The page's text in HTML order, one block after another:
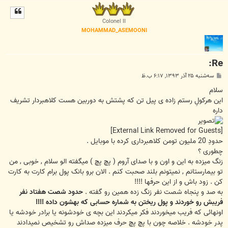
Colonel II
MOHAMMAD_ASEMOONI
Re:
پ
ت
سه‌شنبه ۲۵ آذر ۱۳۹۳, ۶:۱۷ ب.ظ
سلام
این هرکولِ رستم زاده ی پیل تن که پشتش به دوربین هست کلاهبردار تشریف
داره
حدودِ 20 ملیون تومن کلاهبرداری کرده با موبایل .
چطوری ؟
زنگ میزده به این و اون و با صدای آروم ( پچ پچ ) میگفته الو سلام , خوبی , من
تو بیمارستانم , نمیتونم بلند صحبت کنم . الان برو بانک پول برام کارت به کارت
کن . زود باش و از این حرفها !!!!
به صد و پنجاه شصت نفر زنگ زده همین رو گفته . حدود شصت هفتاد نفر
فریبش رو خوردند و پول ریختن به شماره حسابی که بهشون داده !!!!
اونهائی که فریب میخوردند فکر میکردند این بچه ی خودشونه یا برادر خودشه یا
پدر خودشه . خلاصه چون با پچ پچ حرف میزده صداش رو تشخیص نمیدادند